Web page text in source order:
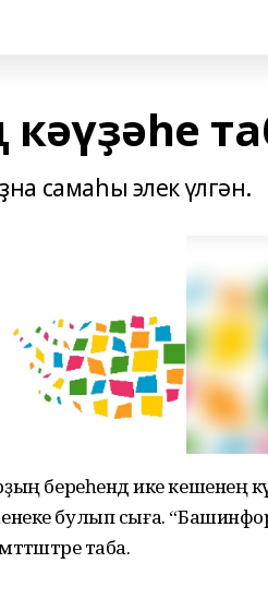
самаһы элек үлгән.
береһендә ике кешенең
булып сыға.
таба.